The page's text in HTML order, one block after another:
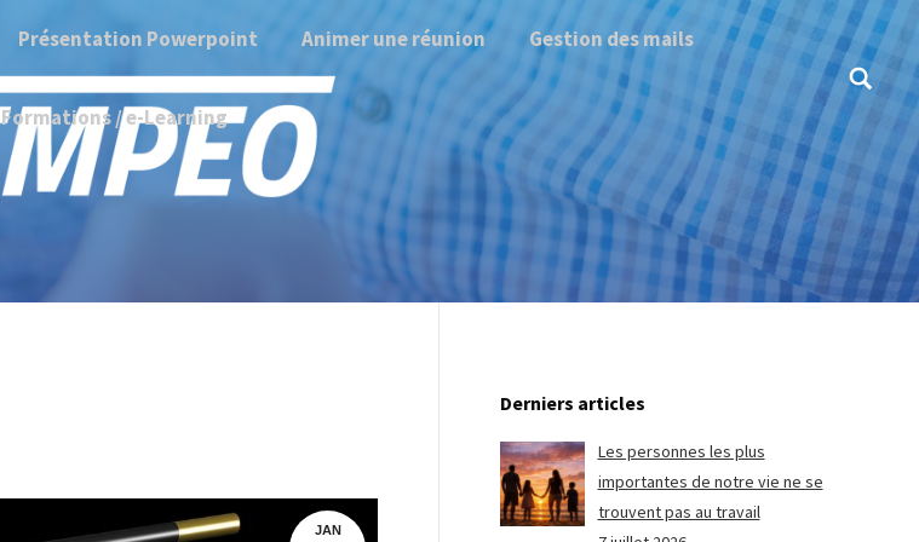
Présentation Powerpoint Animer une réunion Gestion des mails
Formations / e-Learning
Search:
JAN
Derniers articles
Les personnes les plus
importantes de notre vie ne se
trouvent pas au travail